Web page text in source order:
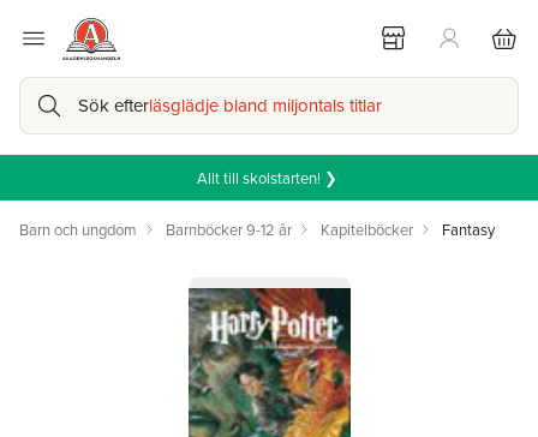
Sök efterläsglädje bland miljontals titlar
Allt till skolstarten! ❯
Barn och ungdom Barnböcker 9-12 år Kapitelböcker Fantasy